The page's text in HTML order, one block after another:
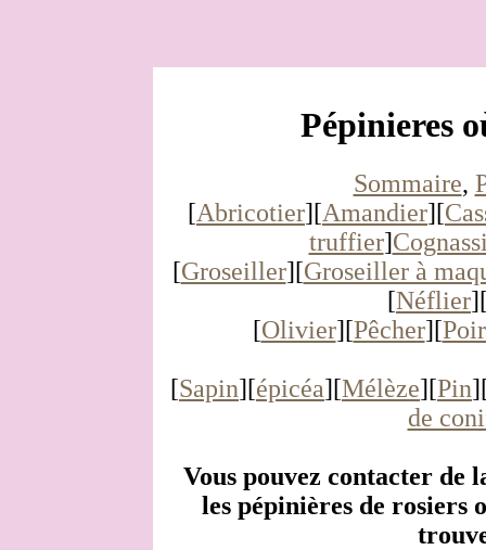
Pépinieres
Sommaire,
[Abricotier][Amandier][
truffier]
[Groseiller][Groseiller à
[Néflier
[Olivier][Pêcher][
[Sapin][épicéa][Mélèze][Pin
de
Vous pouvez contacter de
les pépinières de rosiers